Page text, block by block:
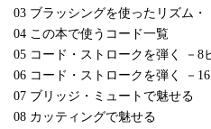
03 ブラッシングを使ったリズム・
04 この本で使うコード一覧
05 コード・ストロークを弾く －8
06 コード・ストロークを弾く －16
07 ブリッジ・ミュートで魅せる
08 カッティングで魅せる